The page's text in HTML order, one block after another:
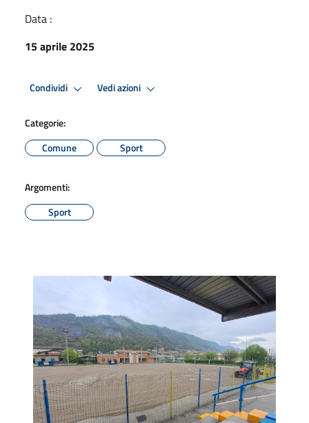
Data :
15 aprile 2025
Condividi Vedi azioni
Categorie:
Comune
Sport
Argomenti:
Sport